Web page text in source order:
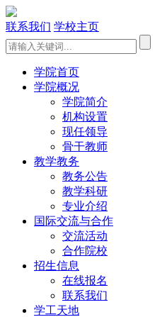
联系我们 学校主页
学院首页
学院概况
学院简介
机构设置
现任领导
骨干教师
教学教务
教务公告
教学科研
专业介绍
国际交流与合作
交流活动
合作院校
招生信息
在线报名
联系我们
学工天地